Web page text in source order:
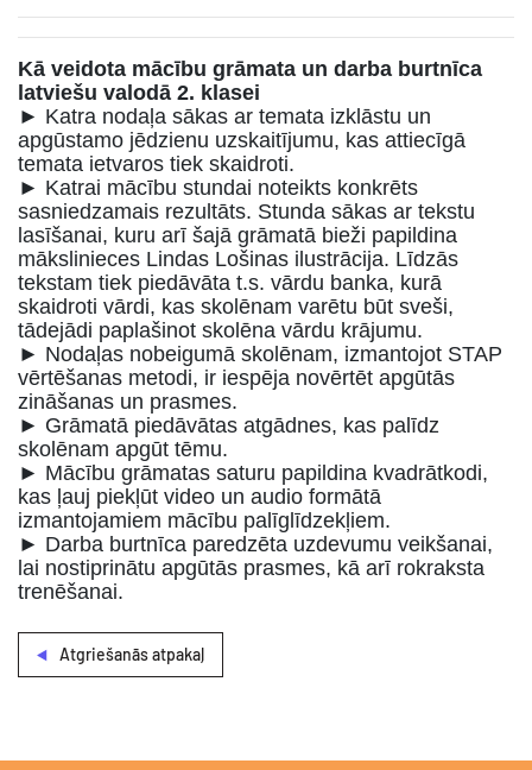
Kā veidota mācību grāmata un darba burtnīca
latviešu valodā 2. klasei
► Katra nodaļa sākas ar temata izklāstu un
apgūstamo jēdzienu uzskaitījumu, kas attiecīgā
temata ietvaros tiek skaidroti.
► Katrai mācību stundai noteikts konkrēts
sasniedzamais rezultāts. Stunda sākas ar tekstu
lasīšanai, kuru arī šajā grāmatā bieži papildina
mākslinieces Lindas Lošinas ilustrācija. Līdzās
tekstam tiek piedāvāta t.s. vārdu banka, kurā
skaidroti vārdi, kas skolēnam varētu būt sveši,
tādejādi paplašinot skolēna vārdu krājumu.
► Nodaļas nobeigumā skolēnam, izmantojot STAP
vērtēšanas metodi, ir iespēja novērtēt apgūtās
zināšanas un prasmes.
► Grāmatā piedāvātas atgādnes, kas palīdz
skolēnam apgūt tēmu.
► Mācību grāmatas saturu papildina kvadrātkodi,
kas ļauj piekļūt video un audio formātā
izmantojamiem mācību palīglīdzekļiem.
► Darba burtnīca paredzēta uzdevumu veikšanai,
lai nostiprinātu apgūtās prasmes, kā arī rokraksta
trenēšanai.
Atgriešanās atpakaļ